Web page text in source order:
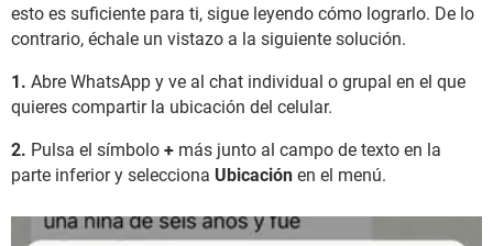
esto es suficiente para ti, sigue leyendo cómo lograrlo. De lo
contrario, échale un vistazo a la siguiente solución.
1. Abre WhatsApp y ve al chat individual o grupal en el que
quieres compartir la ubicación del celular.
2. Pulsa el símbolo + más junto al campo de texto en la
parte inferior y selecciona Ubicación en el menú.